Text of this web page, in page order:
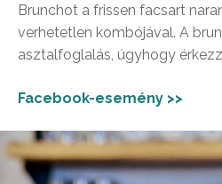
Brunchot a frissen facsart
verhetetlen kombójával. A
asztalfoglalás, úgyhogy
Facebook-esemény >>